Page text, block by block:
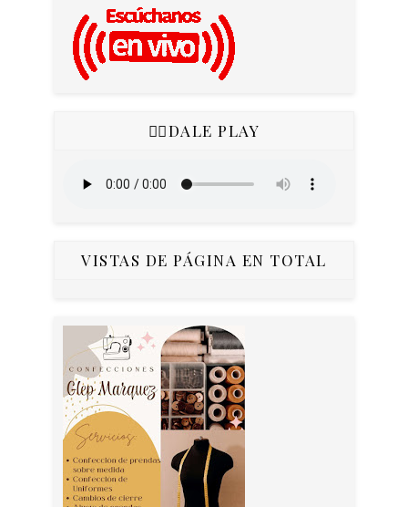
👇🏻DALE PLAY
VISTAS DE PÁGINA EN TOTAL